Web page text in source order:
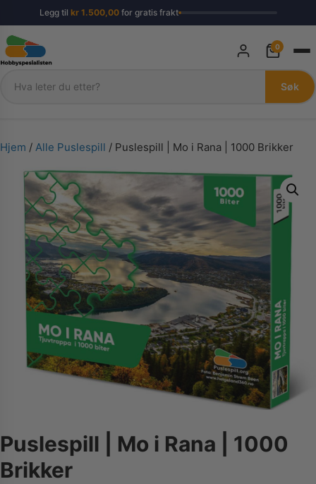
Legg til kr1.500,00for gratis frakt
Søk
Søk
0
Hjem / Alle Puslespill / Puslespill | Mo i Rana | 1000 Brikker
Puslespill | Mo i Rana | 1000
Brikker